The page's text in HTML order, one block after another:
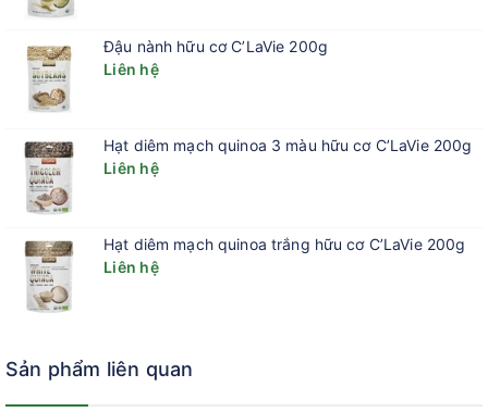
Đậu nành hữu cơ C’LaVie 200g
Liên hệ
Hạt diêm mạch quinoa 3 màu hữu cơ C’LaVie 200g
Liên hệ
Hạt diêm mạch quinoa trắng hữu cơ C’LaVie 200g
Liên hệ
Sản phẩm liên quan